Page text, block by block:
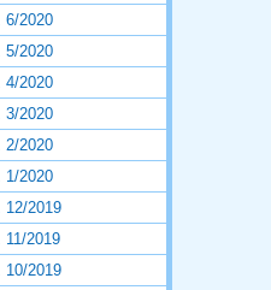
6/2020
5/2020
4/2020
3/2020
2/2020
1/2020
12/2019
11/2019
10/2019